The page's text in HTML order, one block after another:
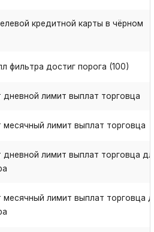
кредитной карты в чёрном
фильтра достиг порога (100)
дневной лимит выплат торговца
месячный лимит выплат торговца
дневной лимит выплат торговца
месячный лимит выплат торговца